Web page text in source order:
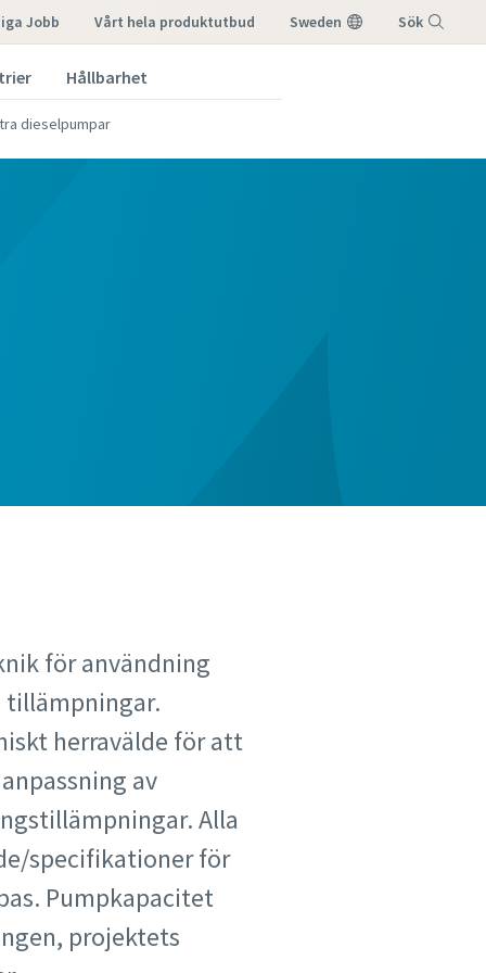
Jobb vårt hela produktutbud Sweden Sök
Hållbarhet
dieselpumpar
för användning
tillämpningar.
herravälde för att
av
Alla
specifikationer för
Pumpkapacitet
projektets